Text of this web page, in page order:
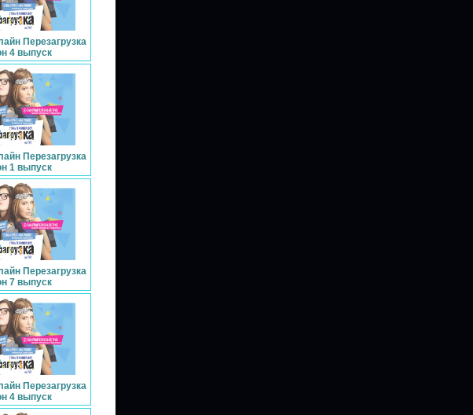
Перезагрузка
4 выпуск
Перезагрузка
1 выпуск
Перезагрузка
7 выпуск
Перезагрузка
4 выпуск